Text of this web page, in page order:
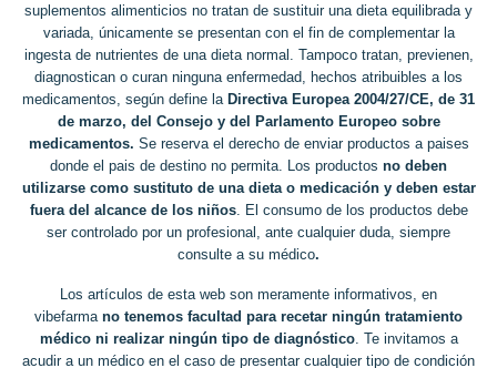
suplementos alimenticios no tratan de sustituir una dieta equilibrada y
variada, únicamente se presentan con el fin de complementar la
ingesta de nutrientes de una dieta normal. Tampoco tratan, previenen,
diagnostican o curan ninguna enfermedad, hechos atribuibles a los
medicamentos, según define la Directiva Europea 2004/27/CE, de 31
de marzo, del Consejo y del Parlamento Europeo sobre
medicamentos. Se reserva el derecho de enviar productos a paises
donde el pais de destino no permita. Los productos no deben
utilizarse como sustituto de una dieta o medicación y deben estar
fuera del alcance de los niños. El consumo de los productos debe
ser controlado por un profesional, ante cualquier duda, siempre
consulte a su médico.
Los artículos de esta web son meramente informativos, en
vibefarma no tenemos facultad para recetar ningún tratamiento
médico ni realizar ningún tipo de diagnóstico. Te invitamos a
acudir a un médico en el caso de presentar cualquier tipo de condición